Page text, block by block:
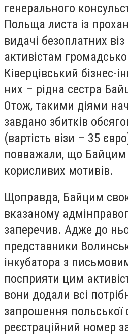
генерального
Польща листа із
видачі безоплатних віз
активістам
Ківерцівський бізнес-
них – рідна сестра
Отож, такими діями
завдано збитків
(вартість візи – 35
повважали, що Байцим
корисливих мотивів.
Щоправда, Байцим
вказаному
заперечив. Адже до
представники
інкубатора з
посприяти цим
вони додали всі
запрошення польської
реєстраційний номер